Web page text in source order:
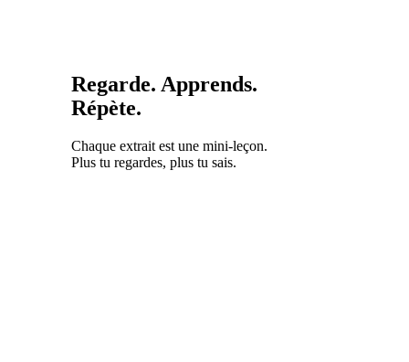
Regarde. Apprends.
Répète.
Chaque extrait est une mini-leçon.
Plus tu regardes, plus tu sais.